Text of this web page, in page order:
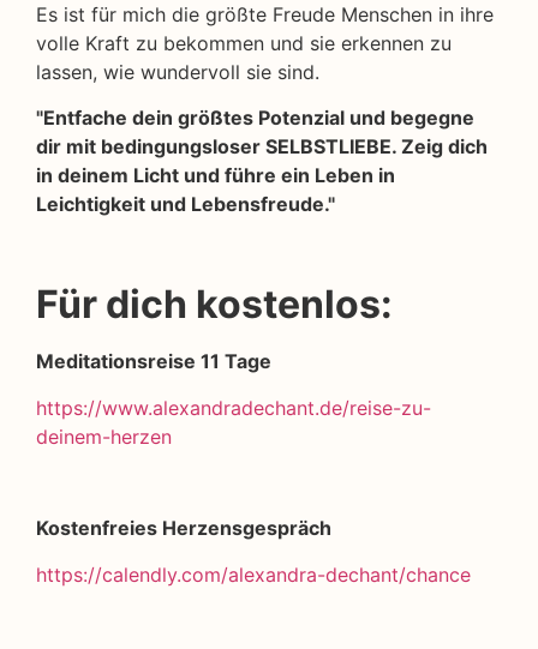
Es ist für mich die größte Freude Menschen in ihre
volle Kraft zu bekommen und sie erkennen zu
lassen, wie wundervoll sie sind.
"Entfache dein größtes Potenzial und begegne
dir mit bedingungsloser SELBSTLIEBE. Zeig dich
in deinem Licht und führe ein Leben in
Leichtigkeit und Lebensfreude."
Für dich kostenlos:
Meditationsreise 11 Tage
https://www.alexandradechant.de/reise-zu-
deinem-herzen
Kostenfreies Herzensgespräch
https://calendly.com/alexandra-dechant/chance